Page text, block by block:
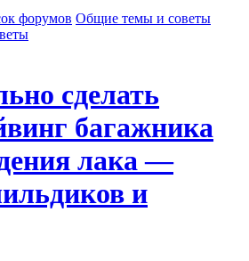
форумов Общие темы и советы
сделать
багажника
лака —
и